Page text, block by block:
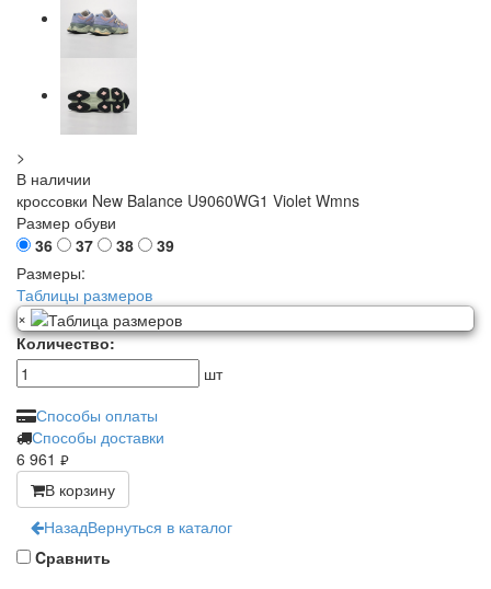
>
В наличии
кроссовки New Balance U9060WG1 Violet Wmns
Размер обуви
36
37 38
39
Размеры:
Таблицы размеров
×
Количество:
шт
Способы оплаты
Способы доставки
6 961
руб.
В корзину
НазадВернуться в каталог
Cравнить